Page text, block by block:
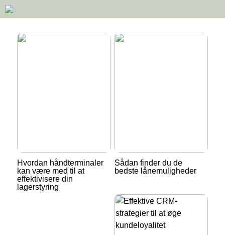
Hvordan håndterminaler
kan være med til at
effektivisere din
lagerstyring
Sådan finder du de
bedste lånemuligheder